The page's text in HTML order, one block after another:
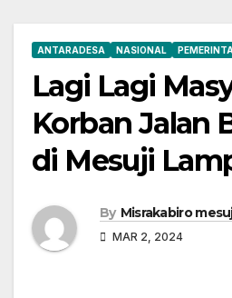
ANTARADESA NASIONAL
Lagi Lagi
Korban Jalan
di Mesuji
By Misrakabiro
MAR 2, 2024